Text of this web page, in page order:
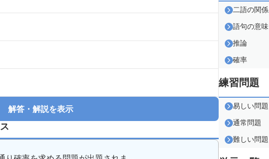
解答・解説を表示
二語の関係
語句の意味
推論
確率
練習問題
易しい問題
通常問題
難しい問題